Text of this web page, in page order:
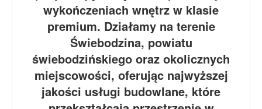
wykończeniach wnętrz w klasie
premium. Działamy na terenie
Świebodzina, powiatu
świebodzińskiego oraz okolicznych
miejscowości, oferując najwyższej
jakości usługi budowlane, które